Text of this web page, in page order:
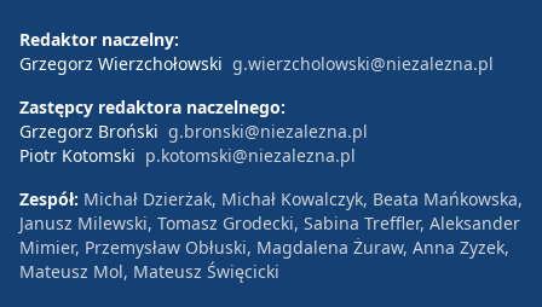
Redaktor naczelny:
Grzegorz Wierzchołowski g.wierzcholowski@niezalezna.pl
Zastępcy redaktora naczelnego:
Grzegorz Broński g.bronski@niezalezna.pl
Piotr Kotomski p.kotomski@niezalezna.pl
Zespół: Michał Dzierżak, Michał Kowalczyk, Beata Mańkowska,
Janusz Milewski, Tomasz Grodecki, Sabina Treffler, Aleksander
Mimier, Przemysław Obłuski, Magdalena Żuraw, Anna Zyzek,
Mateusz Mol, Mateusz Święcicki